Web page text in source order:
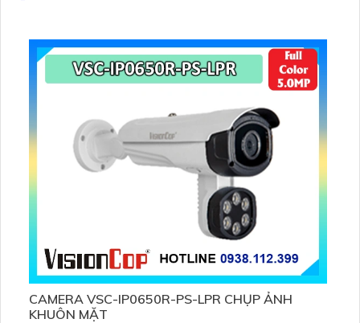
CAMERA VSC-IP0650R-PS-LPR CHỤP ẢNH
KHUÔN MẶT